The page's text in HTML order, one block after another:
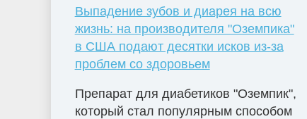
Выпадение зубов и диарея на всю
жизнь: на производителя "Оземпика"
в США подают десятки исков из-за
проблем со здоровьем
Препарат для диабетиков "Оземпик",
который стал популярным способом